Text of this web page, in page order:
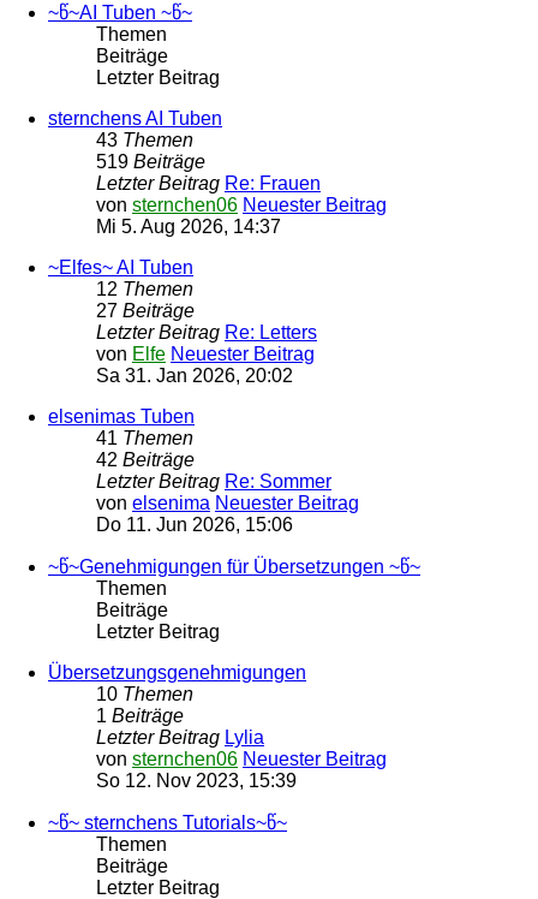
~წ~AI Tuben ~წ~
Themen
Beiträge
Letzter Beitrag
sternchens AI Tuben
43 Themen
519 Beiträge
Letzter Beitrag Re: Frauen
von sternchen06 Neuester Beitrag
Mi 5. Aug 2026, 14:37
~Elfes~ AI Tuben
12 Themen
27 Beiträge
Letzter Beitrag Re: Letters
von Elfe Neuester Beitrag
Sa 31. Jan 2026, 20:02
elsenimas Tuben
41 Themen
42 Beiträge
Letzter Beitrag Re: Sommer
von elsenima Neuester Beitrag
Do 11. Jun 2026, 15:06
~წ~Genehmigungen für Übersetzungen ~წ~
Themen
Beiträge
Letzter Beitrag
Übersetzungsgenehmigungen
10 Themen
1 Beiträge
Letzter Beitrag Lylia
von sternchen06 Neuester Beitrag
So 12. Nov 2023, 15:39
~წ~ sternchens Tutorials~წ~
Themen
Beiträge
Letzter Beitrag